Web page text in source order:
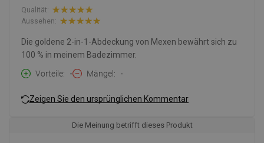
Qualität:
Aussehen:
Die goldene 2-in-1-Abdeckung von Mexen bewährt sich zu
100 % in meinem Badezimmer.
Vorteile
- Mängel -
Zeigen Sie den ursprünglichen Kommentar
Die Meinung betrifft dieses Produkt